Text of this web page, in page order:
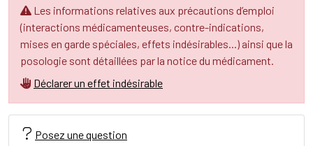
Les informations relatives aux précautions d’emploi
(interactions médicamenteuses, contre-indications,
mises en garde spéciales, effets indésirables...) ainsi que la
posologie sont détaillées par la notice du médicament.
Déclarer un effet indésirable
Posez une question